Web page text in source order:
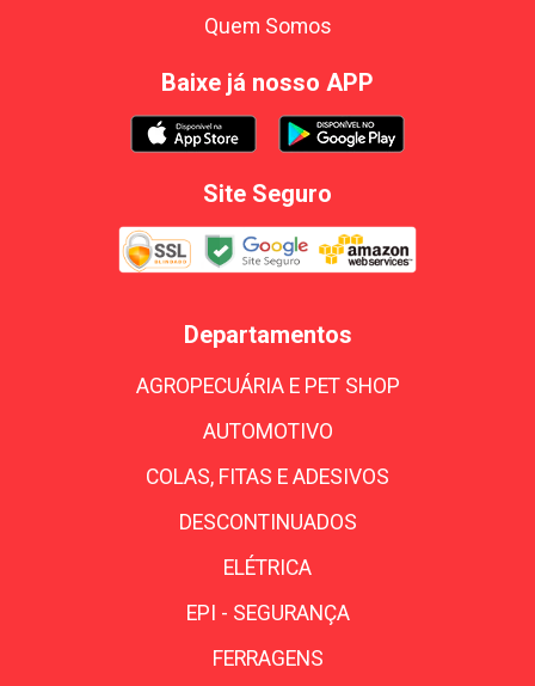
Quem Somos
Baixe já nosso APP
Site Seguro
Departamentos
AGROPECUÁRIA E PET SHOP
AUTOMOTIVO
COLAS, FITAS E ADESIVOS
DESCONTINUADOS
ELÉTRICA
EPI - SEGURANÇA
FERRAGENS